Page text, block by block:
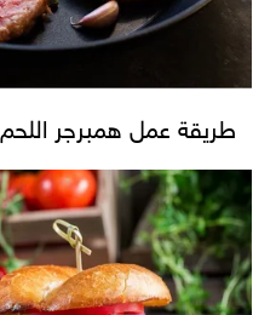
طريقة عمل همبرجر اللحم